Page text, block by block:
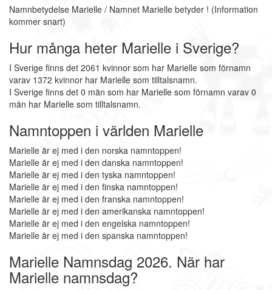
Namnbetydelse Marielle / Namnet Marielle betyder ! (Information
kommer snart)
Hur många heter Marielle i Sverige?
I Sverige finns det 2061 kvinnor som har Marielle som förnamn
varav 1372 kvinnor har Marielle som tilltalsnamn.
I Sverige finns det 0 män som har Marielle som förnamn varav 0
män har Marielle som tilltalsnamn.
Namntoppen i världen Marielle
Marielle är ej med i den norska namntoppen!
Marielle är ej med i den danska namntoppen!
Marielle är ej med i den tyska namntoppen!
Marielle är ej med i den finska namntoppen!
Marielle är ej med i den franska namntoppen!
Marielle är ej med i den amerikanska namntoppen!
Marielle är ej med i den engelska namntoppen!
Marielle är ej med i den spanska namntoppen!
Marielle Namnsdag 2026. När har
Marielle namnsdag?